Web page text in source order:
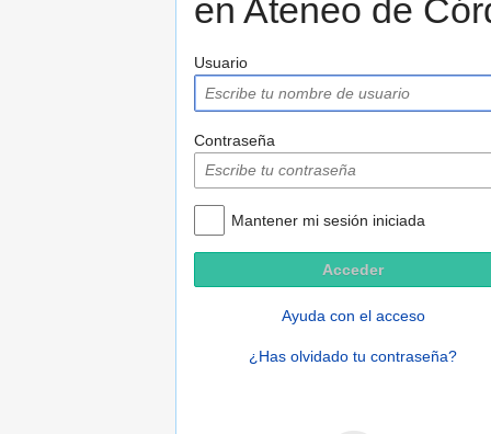
en Ateneo de
Usuario
Contraseña
Mantener mi sesión iniciada
Ayuda con el acceso
¿Has olvidado tu contraseña?